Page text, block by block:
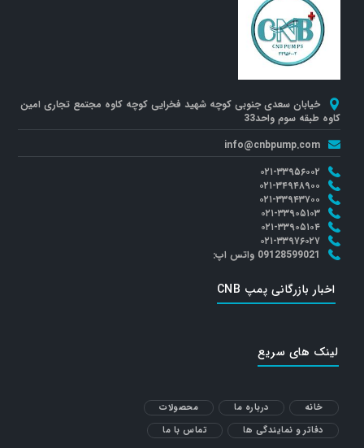
خیابان سعدی جنوبی کوچه شهید فخرایی کوچه کاوه مجتمع تجاری امین
کاوه طبقه سوم واحد33
info@cnbpump.com
۰۲۱-۳۳۹۵۶۰۰۲
۰۲۱-۳۴۹۴۸۹۰۰
۰۲۱-۳۳۹۴۳۷۰۰
۰۲۱-۳۳۹۰۵۱۰۳
۰۲۱-۳۳۹۰۵۱۰۴
۰۲۱-۳۳۹۷۶۰۲۷
09128599021 واتس اپ:
اخبار بازرگانی پمپ CNB
لینک های سریع
خانه درباره ما
محصولات
دفاتر و نمایندگی ها
تماس با ما